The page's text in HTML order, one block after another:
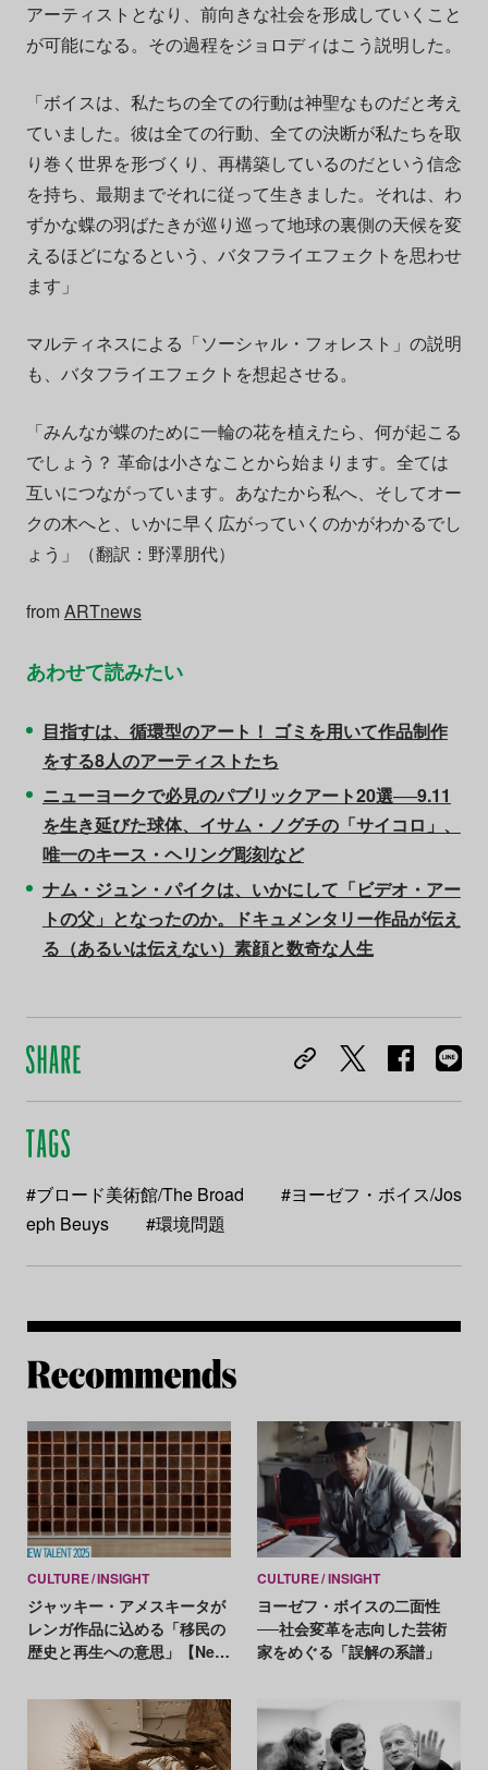
アーティストとなり、前向きな社会を形成していくこと
が可能になる。その過程をジョロディはこう説明した。
「ボイスは、私たちの全ての行動は神聖なものだと考え
ていました。彼は全ての行動、全ての決断が私たちを取
り巻く世界を形づくり、再構築しているのだという信念
を持ち、最期までそれに従って生きました。それは、わ
ずかな蝶の羽ばたきが巡り巡って地球の裏側の天候を変
えるほどになるという、バタフライエフェクトを思わせ
ます」
マルティネスによる「ソーシャル・フォレスト」の説明
も、バタフライエフェクトを想起させる。
「みんなが蝶のために一輪の花を植えたら、何が起こる
でしょう？ 革命は小さなことから始まります。全ては
互いにつながっています。あなたから私へ、そしてオー
クの木へと、いかに早く広がっていくのかがわかるでし
ょう」（翻訳：野澤朋代）
fromARTnews
あわせて読みたい
目指すは、循環型のアート！ ゴミを用いて作品制作
をする8人のアーティストたち
ニューヨークで必見のパブリックアート20選──9.11
を生き延びた球体、イサム・ノグチの「サイコロ」、
唯一のキース・ヘリング彫刻など
ナム・ジュン・パイクは、いかにして「ビデオ・アー
トの父」となったのか。ドキュメンタリー作品が伝え
る（あるいは伝えない）素顔と数奇な人生
#ブロード美術館/The Broad
#ヨーゼフ・ボイス/Jos
eph Beuys
#環境問題
CULTURE INSIGHT
ジャッキー・アメスキータが
レンガ作品に込める「移民の
歴史と再生への意思」【New
CULTURE INSIGHT
ヨーゼフ・ボイスの二面性
──社会変革を志向した芸術
家をめぐる「誤解の系譜」